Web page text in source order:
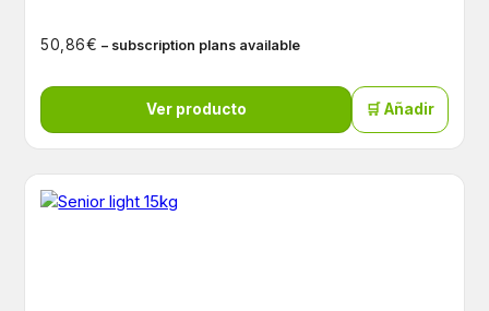
50,86€ – subscription plans available
Ver producto 🛒 Añadir